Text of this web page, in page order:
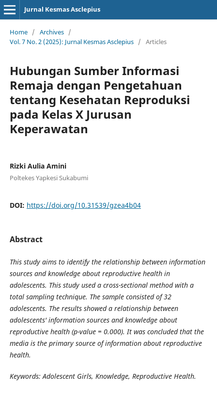
Jurnal Kesmas Asclepius
Home / Archives /
Vol. 7 No. 2 (2025): Jurnal Kesmas Asclepius / Articles
Hubungan Sumber Informasi
Remaja dengan Pengetahuan
tentang Kesehatan Reproduksi
pada Kelas X Jurusan
Keperawatan
Rizki Aulia Amini
Poltekes Yapkesi Sukabumi
DOI: https://doi.org/10.31539/gzea4b04
Abstract
This study aims to identify the relationship between information
sources and knowledge about reproductive health in
adolescents. This study used a cross-sectional method with a
total sampling technique. The sample consisted of 32
adolescents. The results showed a relationship between
adolescents' information sources and knowledge about
reproductive health (p-value = 0.000). It was concluded that the
media is the primary source of information about reproductive
health.
Keywords: Adolescent Girls, Knowledge, Reproductive Health.